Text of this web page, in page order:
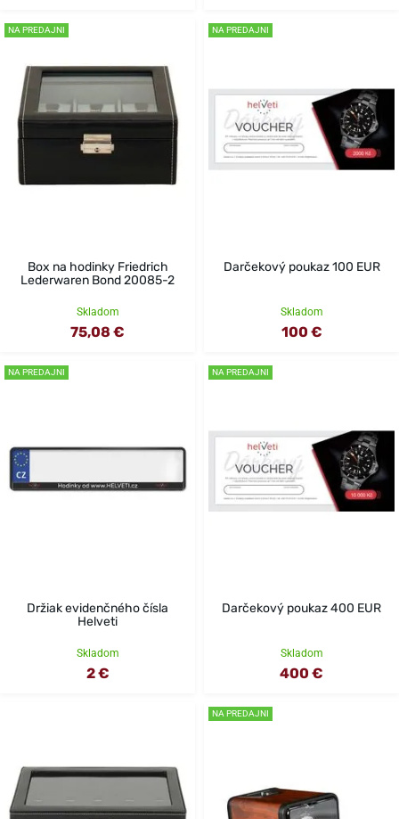
NA PREDAJNI
Box na hodinky Friedrich
Lederwaren Bond 20085-2
Skladom
75,08 €
NA PREDAJNI
Darčekový poukaz 100 EUR
Skladom
100 €
NA PREDAJNI
Držiak evidenčného čísla
Helveti
Skladom
2 €
NA PREDAJNI
Darčekový poukaz 400 EUR
Skladom
400 €
NA PREDAJNI